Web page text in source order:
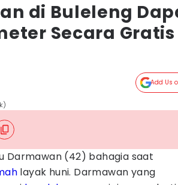
di Buleleng
Secara Gratis
Add Us
Darmawan (42) bahagia saat
layak huni. Darmawan yang